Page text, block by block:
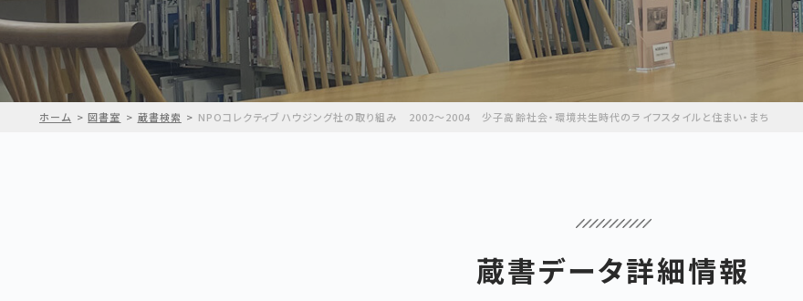
ホーム 図書室 蔵書検索 NPOコレクティブハウジング社の取り組み 2002～2004 少子高齢社会・環境共生時代のライフスタイルと住まい・まち
蔵書データ詳細情報